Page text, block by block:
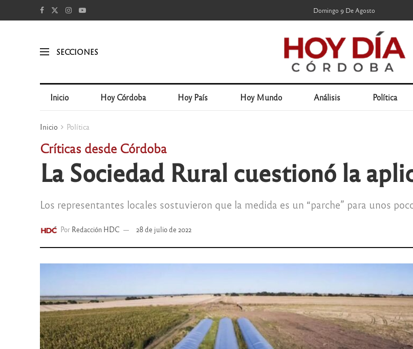
Domingo 9 De Agosto
SECCIONES
Inicio Hoy Córdoba Hoy País Hoy Mundo Análisis Política
Inicio Política
Críticas desde Córdoba
La Sociedad Rural cuestionó la
Los representantes locales sostuvieron que la medida es un “parche” para unos
Por Redacción HDC 28 de julio de 2022